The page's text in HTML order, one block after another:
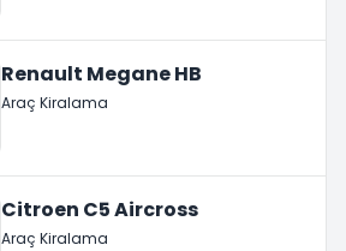
Renault Megane HB
Araç Kiralama
Citroen C5 Aircross
Araç Kiralama